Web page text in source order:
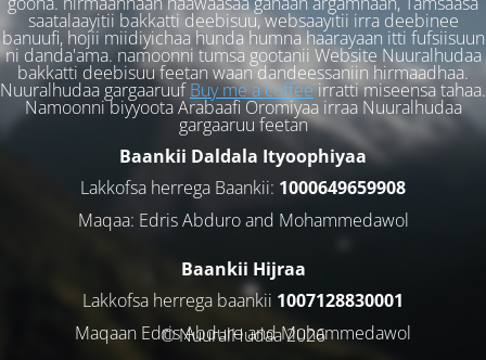
saatalaayitii bakkatti deebisuu, websaayitii irra deebinee
banuufi, hojii miidiyichaa hunda humna haarayaan itti fufsiisuun
ni danda'ama. namoonni tumsa gootanii Website Nuuralhudaa
bakkatti deebisuu feetan waan dandeessaniin hirmaadhaa.
Nuuralhudaa gargaaruufBuy me a coffeeirratti miseensa tahaa.
Namoonni biyyoota Arabaafi Oromiyaa irraa Nuuralhudaa
gargaaruu feetan
Baankii Daldala Ityoophiyaa
Lakkofsa herrega Baankii: 1000649659908
Maqaa: Edris Abduro and Mohammedawol
Baankii Hijraa
Lakkofsa herrega baankii 1007128830001
Maqaan Edris Abduro and Muhammedawol
© NuuralHudaa 2026